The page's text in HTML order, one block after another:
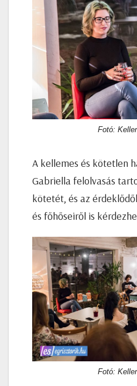
Fotó:
A kellemes és kötetlen
Gabriella felolvasás
kötetét, és az
és főhőseiről is
Fotó: